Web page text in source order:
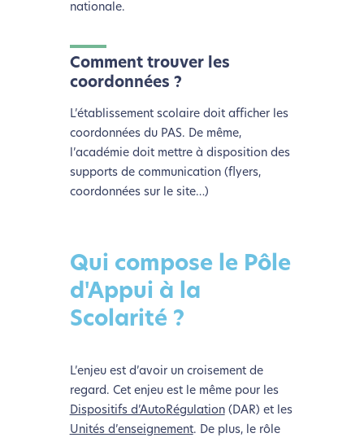
nationale.
Comment trouver les
coordonnées ?
L’établissement scolaire doit afficher les
coordonnées du PAS. De même,
l’académie doit mettre à disposition des
supports de communication (flyers,
coordonnées sur le site…)
Qui compose le Pôle
d'Appui à la
Scolarité ?
L’enjeu est d’avoir un croisement de
regard. Cet enjeu est le même pour les
Dispositifs d’AutoRégulation(DAR) et les
Unités d’enseignement. De plus, le rôle